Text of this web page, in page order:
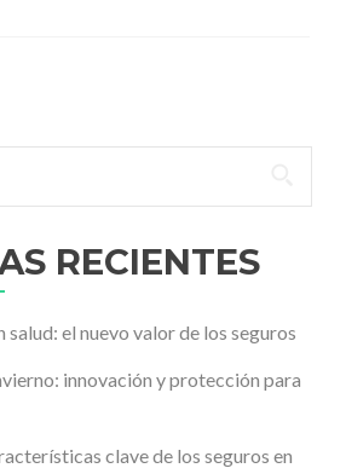
RECIENTES
salud: el nuevo valor de los seguros
innovación y protección para
clave de los seguros en